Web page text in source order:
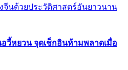
นด้วยประวัติศาสตร์อันยาวนาน
อวี้หยวน จุดเช็กอินห้ามพลาดเมื่อ